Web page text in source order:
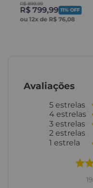
Colors
R$ 899,99
R$ 799,99 11% OFF
ou12x de R$ 76,08
Avaliações
5 estrelas
4 estrelas
3 estrelas
2 estrelas
1 estrela
19